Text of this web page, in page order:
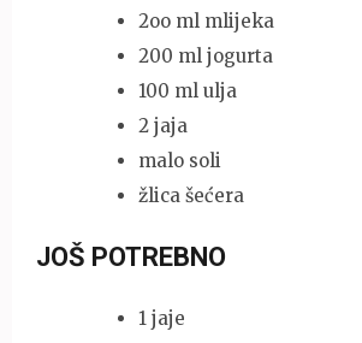
2oo ml mlijeka
200 ml jogurta
100 ml ulja
2 jaja
malo soli
žlica šećera
JOŠ POTREBNO
1 jaje